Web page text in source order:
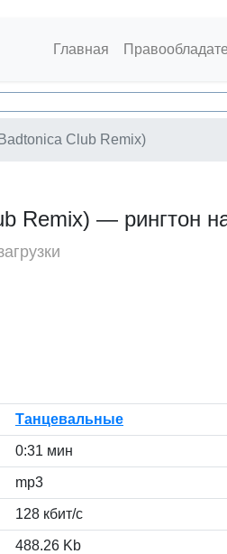
Главная
Club Remix)
Remix) — рингтон
Танцевальные
0:31 мин
mp3
128 кбит/с
488.26 Kb